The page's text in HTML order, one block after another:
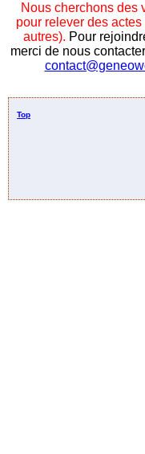
Nous cherchons des
pour relever des
autres). Pour
merci de nous
Top